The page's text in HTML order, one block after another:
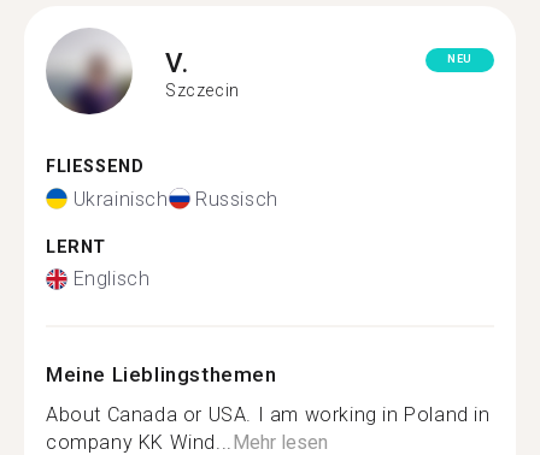
V.
Szczecin
NEU
FLIESSEND
Ukrainisch Russisch
LERNT
Englisch
Meine Lieblingsthemen
About Canada or USA. I am working in Poland in
company KK Wind...Mehr lesen